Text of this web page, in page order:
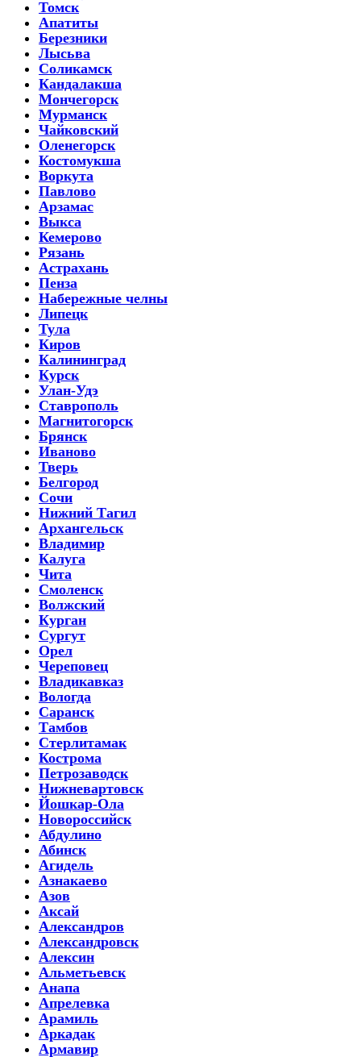
Томск
Апатиты
Березники
Лысьва
Соликамск
Кандалакша
Мончегорск
Мурманск
Чайковский
Оленегорск
Костомукша
Воркута
Павлово
Арзамас
Выкса
Кемерово
Рязань
Астрахань
Пенза
Набережные челны
Липецк
Тула
Киров
Калининград
Курск
Улан-Удэ
Ставрополь
Магнитогорск
Брянск
Иваново
Тверь
Белгород
Сочи
Нижний Тагил
Архангельск
Владимир
Калуга
Чита
Смоленск
Волжский
Курган
Сургут
Орел
Череповец
Владикавказ
Вологда
Саранск
Тамбов
Стерлитамак
Кострома
Петрозаводск
Нижневартовск
Йошкар-Ола
Новороссийск
Абдулино
Абинск
Агидель
Азнакаево
Азов
Аксай
Александров
Александровск
Алексин
Альметьевск
Анапа
Апрелевка
Арамиль
Аркадак
Армавир